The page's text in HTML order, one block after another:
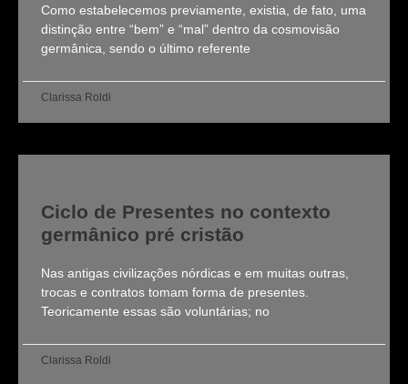
Como estabelecemos previamente, existia, de fato, uma
distinção entre “bem” e “mal” dentro da cosmovisão
germânica, sendo o último referente
Clarissa Roldi
Ciclo de Presentes no contexto
germânico pré cristão
Nas antigas civilizações nórdicas e em muitas outras,
trocas e contratos tomam forma de presentes.
Teoricamente essas são voluntárias; no
Clarissa Roldi